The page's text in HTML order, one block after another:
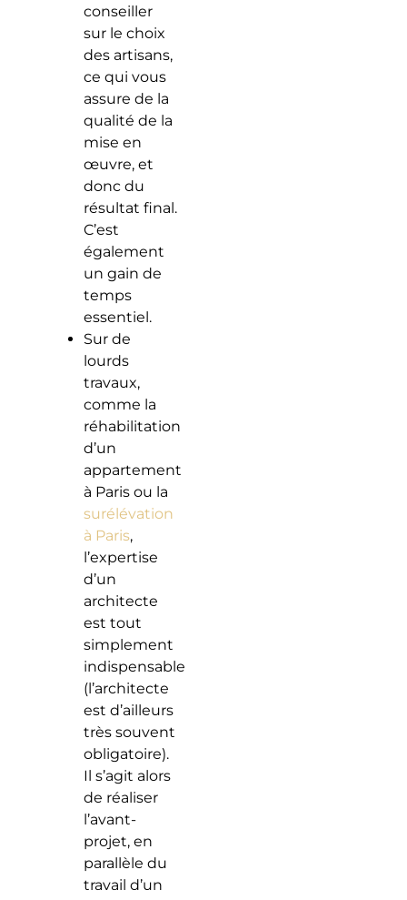
conseiller
sur le choix
des artisans,
ce qui vous
assure de la
qualité de la
mise en
œuvre, et
donc du
résultat final.
C’est
également
un gain de
temps
essentiel.
Sur de
lourds
travaux,
comme la
réhabilitation
d’un
appartement
à Paris ou la
surélévation
à Paris,
l’expertise
d’un
architecte
est tout
simplement
indispensable
(l’architecte
est d’ailleurs
très souvent
obligatoire).
Il s’agit alors
de réaliser
l’avant-
projet, en
parallèle du
travail d’un